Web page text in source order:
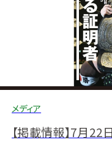
メディア
【掲載情報】7月22